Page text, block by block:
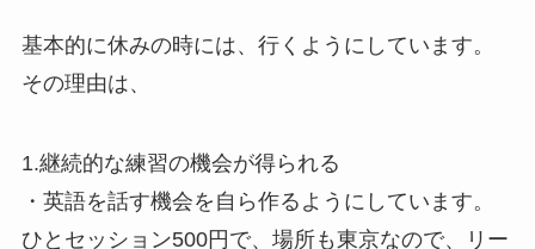
基本的に休みの時には、行くようにしています。
その理由は、
1.継続的な練習の機会が得られる
・英語を話す機会を自ら作るようにしています。
ひとセッション500円で、場所も東京なので、リー